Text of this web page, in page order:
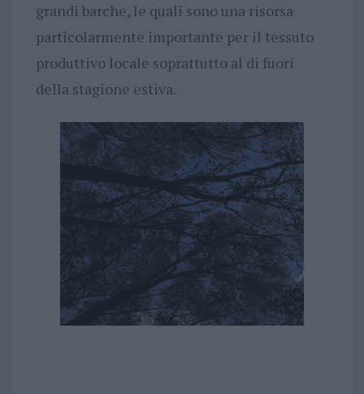
grandi barche, le quali sono una risorsa
particolarmente importante per il tessuto
produttivo locale soprattutto al di fuori
della stagione estiva.